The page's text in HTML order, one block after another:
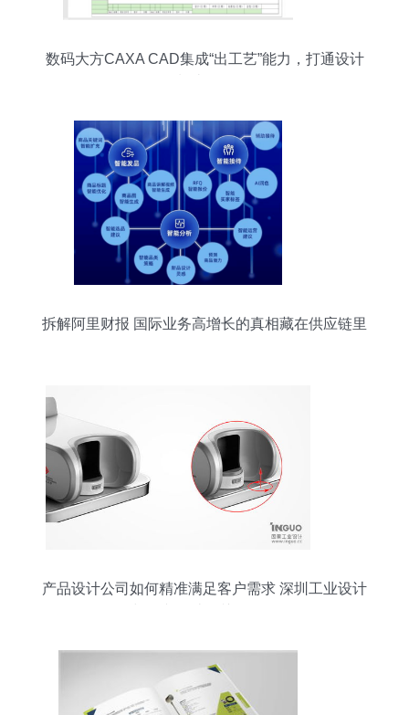
数码大方CAXA CAD集成“出工艺”能力，打通设计
拆解阿里财报 国际业务高增长的真相藏在供应链里
产品设计公司如何精准满足客户需求 深圳工业设计